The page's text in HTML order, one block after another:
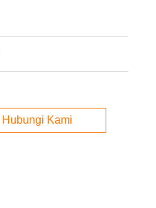
Hubungi Kami